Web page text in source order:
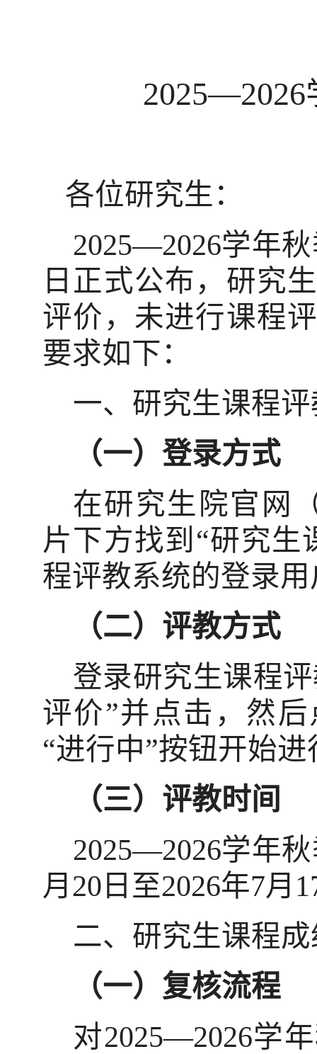
2025—2026
各位研究生：
2025—2026学年
日正式公布，研究
评价，未进行课程
要求如下：
一、研究生课程
（一）登录方式
在研究生院官网
片下方找到 “研究生
程评教系统的登录
（二）评教方式
登录研究生课程
评价”并点击，然
“进行中”按钮开始进
（三）评教时间
2025—2026学年
月 20 日至2026年7月
二、研究生课程
（一）复核流程
对2025—2026学